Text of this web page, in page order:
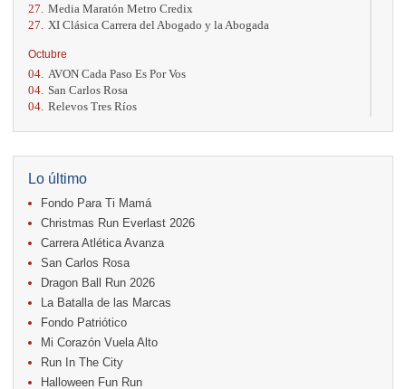
27. Media Maratón Metro Credix
27.
XI Clásica Carrera del Abogado y la Abogada
Octubre
04. AVON Cada Paso Es Por Vos
04. San Carlos Rosa
04. Relevos Tres Ríos
17. Caribe Paradise Run
18.
Casa Turire Trail Run
18. Warriors Run Circuit
18. Samsung Jacó Beach Half Marathon 2026
25. KRun by Under Armour
25. Run Alajuela
Noviembre
08. Lindora Run
15. Entre Pan y Rosas
Diciembre
06. Trail Vulcania 2026
12. Media Maratón Puntarenas 2026
Lo último
Fondo Para Ti Mamá
Christmas Run Everlast 2026
Carrera Atlética Avanza
San Carlos Rosa
Dragon Ball Run 2026
La Batalla de las Marcas
Fondo Patriótico
Mi Corazón Vuela Alto
Run In The City
Halloween Fun Run